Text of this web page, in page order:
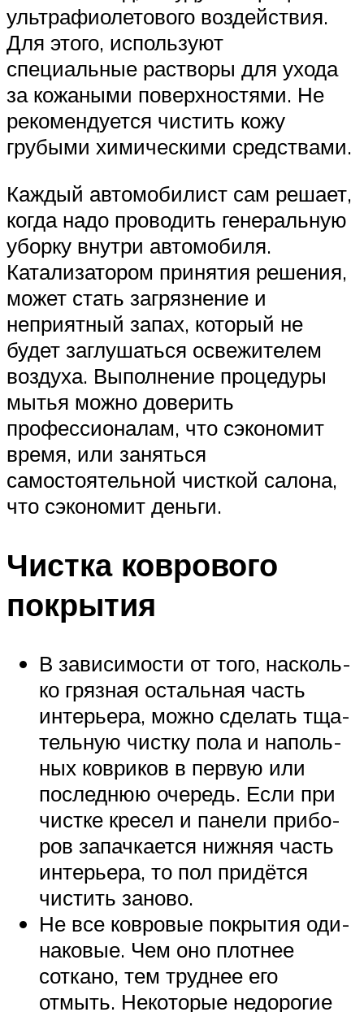
ультрафиолетового воздействия.
Для этого, используют
специальные растворы для ухода
за кожаными поверхностями. Не
рекомендуется чистить кожу
грубыми химическими средствами.
Каждый автомобилист сам решает,
когда надо проводить генеральную
уборку внутри автомобиля.
Катализатором принятия решения,
может стать загрязнение и
неприятный запах, который не
будет заглушаться освежителем
воздуха. Выполнение процедуры
мытья можно доверить
профессионалам, что сэкономит
время, или заняться
самостоятельной чисткой салона,
что сэкономит деньги.
Чистка коврового
покрытия
В зави­си­мо­сти от того, насколь­
ко гряз­ная осталь­ная часть
инте­рье­ра, мож­но сде­лать тща­
тель­ную чист­ку пола и наполь­
ных ков­ри­ков в первую или
послед­нюю оче­редь. Если при
чист­ке кре­сел и пане­ли при­бо­
ров запач­ка­ет­ся ниж­няя часть
инте­рье­ра, то пол при­дёт­ся
чистить заново.
Не все ков­ро­вые покры­тия оди­
на­ко­вые. Чем оно плот­нее
сотка­но, тем труд­нее его
отмыть. Неко­то­рые недо­ро­гие